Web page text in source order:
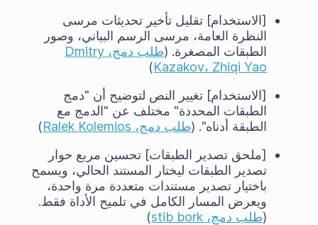
[الاستخدام] تقليل تأخير تحديثات مرسى
النظرة العامة، مرسى الرسم البياني، وصور
الطبقات المصغرة. (
طلب دمج، Dmitry
Kazakov، Zhiqi Yao)
[الاستخدام] تغيير النص لتوضيح أن "دمج
الطبقات المحددة" مختلف عن "الدمج مع
الطبقة أدناه". (طلب دمج، Ralek Kolemios
)
[ملحق تصدير الطبقات] تحسين مربع حوار
تصدير الطبقات ليختار المستند الحالي، ويسمح
باختيار تصدير مستندات متعددة مرة واحدة،
ويعرض المسار الكامل في تلميح الأداة فقط.
(طلب دمج، stib bork
)